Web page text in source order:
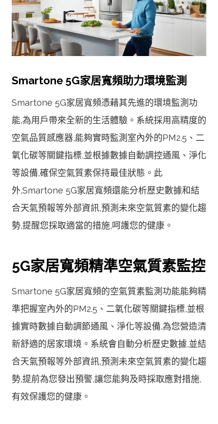
Smartone 5G家居寬頻助力環境監測
Smartone 5G家居寬頻憑藉其先進的環境監測功
能,為用戶帶來全新的生活體驗。系統採用高精度的
空氣品質感應器,能夠實時監測室內外的PM2.5、二
氧化碳等關鍵指標,並根據數據自動調控通風、淨化
等設備,確保空氣質素保持最佳狀態。此
外,Smartone 5G家居寬頻還能分析歷史數據和結
合天氣預報等外部資訊,預測未來空氣質素的變化趨
勢,提醒您採取適當的措施,呵護您的健康。
5G家居寬頻精準空氣質素監控
Smartone 5G家居寬頻的空氣質素監測功能能夠精
準把握室內外的PM2.5、二氧化碳等關鍵指標,並根
據實時數據自動調節通風、淨化等設備,為您營造清
新舒適的居家環境。系統會自動分析歷史數據,並結
合天氣預報等外部資訊,預測未來空氣質素的變化趨
勢,提前為您發出預警,讓您能夠及時採取應對措施,
有效保護您的健康。